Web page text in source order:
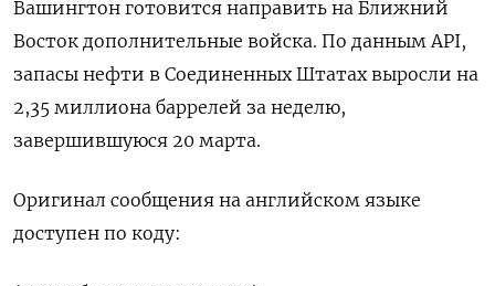
Вашингтон готовится направить на Ближний
Восток дополнительные войска. По ‌данным API,
запасы нефти в Соединенных Штатах ‌выросли на
2,35 миллиона баррелей за неделю,
завершившуюся 20 марта.
Оригинал ​сообщения на английском языке
доступен по ‌коду: